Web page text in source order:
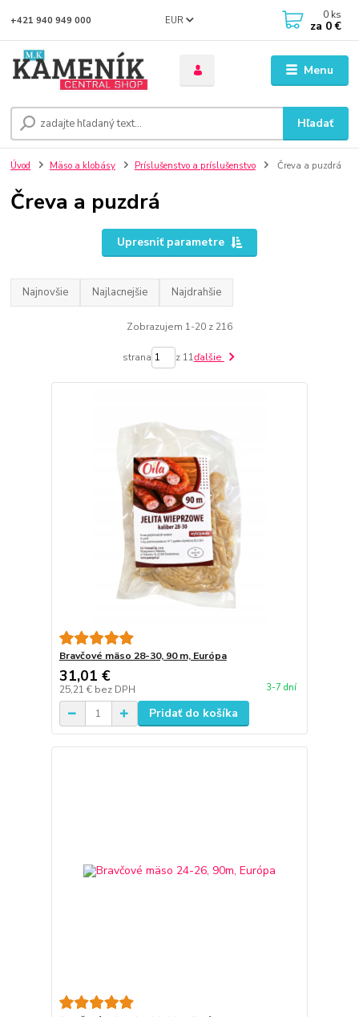
Menu
EUR
Hľadať
+421 940 949 000 0 ks
za 0 €
Úvod Mäso a klobásy Príslušenstvo a príslušenstvo Čreva a puzdrá
Čreva a puzdrá
Upresniť parametre
Najnovšie Najlacnejšie Najdrahšie
Zobrazujem 1-20 z 216
strana z 11ďalšie
Bravčové mäso 28-30, 90 m, Európa
31,01 €
25,21 € bez DPH 3-7 dní
Pridať do košíka